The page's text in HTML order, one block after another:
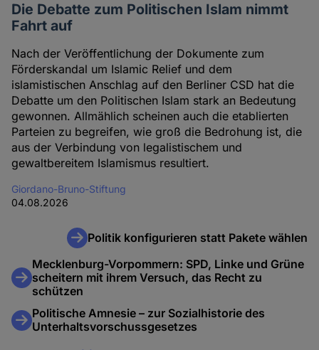
Die Debatte zum Politischen Islam nimmt
Fahrt auf
Nach der Veröffentlichung der Dokumente zum
Förderskandal um Islamic Relief und dem
islamistischen Anschlag auf den Berliner CSD hat die
Debatte um den Politischen Islam stark an Bedeutung
gewonnen. Allmählich scheinen auch die etablierten
Parteien zu begreifen, wie groß die Bedrohung ist, die
aus der Verbindung von legalistischem und
gewaltbereitem Islamismus resultiert.
Giordano-Bruno-Stiftung
04.08.2026
Politik konfigurieren statt Pakete wählen
Mecklenburg-Vorpommern: SPD, Linke und Grüne
scheitern mit ihrem Versuch, das Recht zu
schützen
Politische Amnesie – zur Sozialhistorie des
Unterhaltsvorschussgesetzes